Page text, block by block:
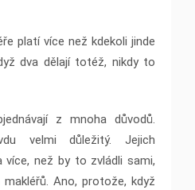
platí více než kdekoli jinde
dva dělají totéž, nikdy to
z mnoha důvodů.
velmi důležitý. Jejich
než by to zvládli sami,
Ano, protože, když